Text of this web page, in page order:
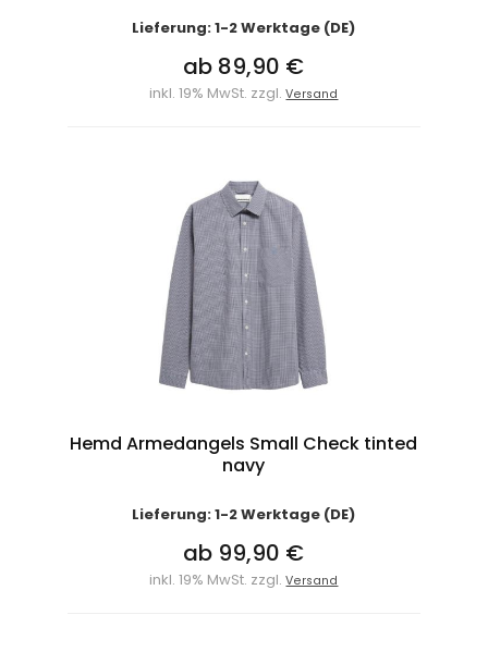
Lieferung: 1-2 Werktage (DE)
ab 89,90 €
inkl. 19% MwSt. zzgl.Versand
Hemd Armedangels Small Check tinted
navy
Lieferung: 1-2 Werktage (DE)
ab 99,90 €
inkl. 19% MwSt. zzgl.Versand